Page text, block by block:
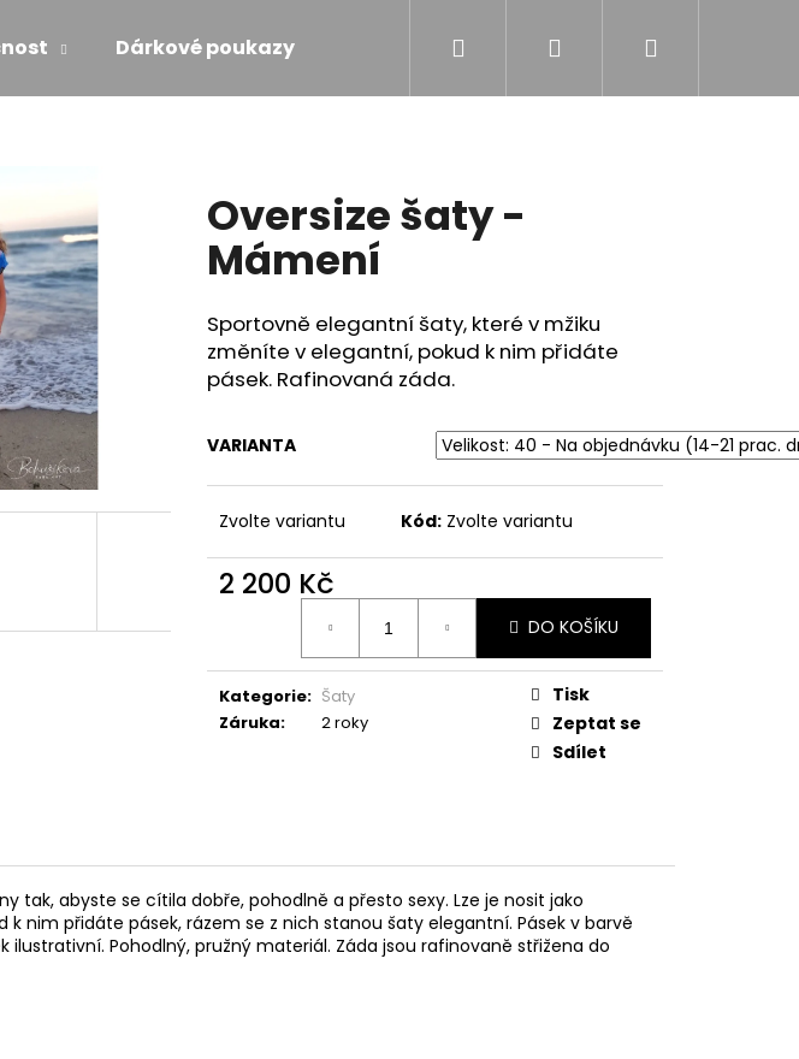
Dárkové poukazy Obchodní podmínky Kontakty
Přihlášení
Oversize šaty -
Mámení
Sportovně elegantní šaty, které v mžiku
změníte v elegantní, pokud k nim přidáte
pásek. Rafinovaná záda.
VARIANTA
Zvolte variantu Kód: Zvolte variantu
2 200 Kč
DO KOŠÍKU
Kategorie: Šaty
Záruka: 2 roky
Tisk
Zeptat se
Sdílet
tak, abyste se cítila dobře, pohodlně a přesto sexy. Lze je nosit jako
k nim přidáte pásek, rázem se z nich stanou šaty elegantní. Pásek v barvě
ilustrativní. Pohodlný, pružný materiál. Záda jsou rafinovaně střižena do
HLEDAT
ŠATY PO KOLENA - TOULAVÝ BLÁZEN